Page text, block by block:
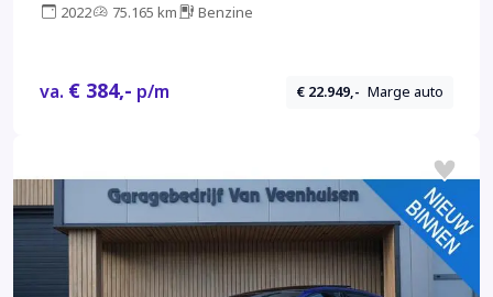
2022 75.165 km Benzine
va. € 384,- p/m € 22.949,- Marge auto